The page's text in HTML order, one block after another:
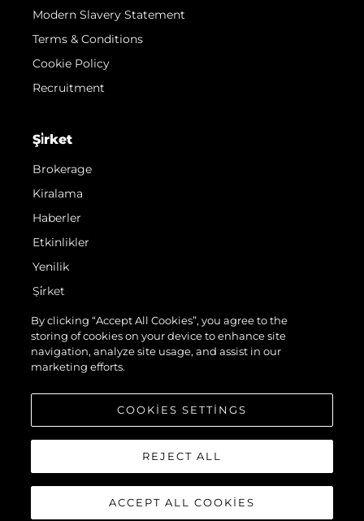
Modern Slavery Statement
Terms & Conditions
Cookie Policy
Recruitment
Şi̇rket
Brokerage
Kiralama
Haberler
Etkinlikler
Yenilik
Şi̇rket
Ekip
Yaşam Şekli̇
Mi̇ras
© 2026 Sunseeker London Group.Her hakkı saklıdır.
By clicking “Accept All Cookies”, you agree to the
storing of cookies on your device to enhance site
navigation, analyze site usage, and assist in our
marketing efforts.
COOKIES SETTINGS
REJECT ALL
ACCEPT ALL COOKIES